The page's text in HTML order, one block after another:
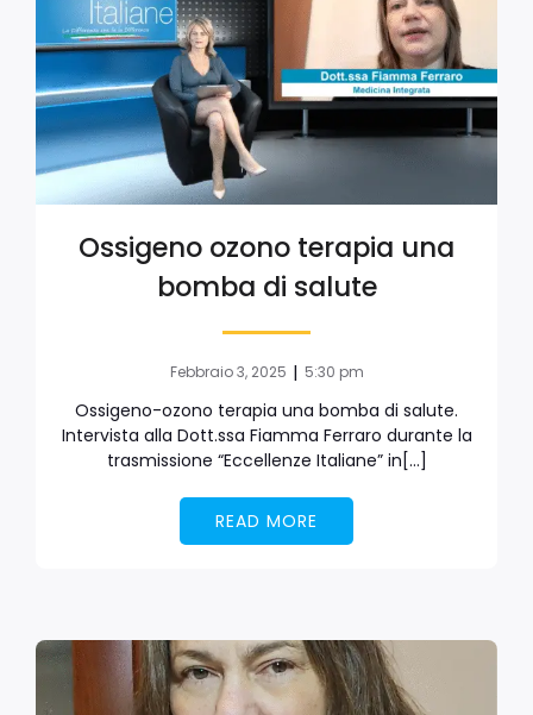
Ossigeno ozono terapia una
bomba di salute
Febbraio 3, 2025 | 5:30 pm
Ossigeno-ozono terapia una bomba di salute.
Intervista alla Dott.ssa Fiamma Ferraro durante la
trasmissione “Eccellenze Italiane” in[…]
READ MORE